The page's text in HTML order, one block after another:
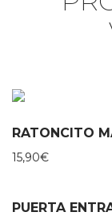
15,90€
PUERTA